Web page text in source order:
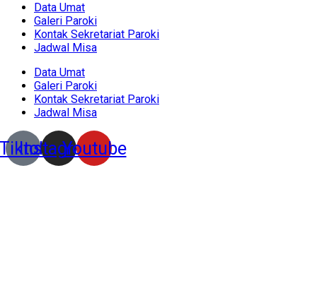
Data Umat
Galeri Paroki
Kontak Sekretariat Paroki
Jadwal Misa
Data Umat
Galeri Paroki
Kontak Sekretariat Paroki
Jadwal Misa
Instagram
Youtube